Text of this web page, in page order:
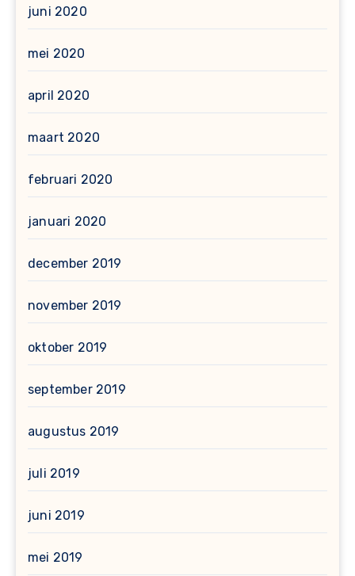
juni 2020
mei 2020
april 2020
maart 2020
februari 2020
januari 2020
december 2019
november 2019
oktober 2019
september 2019
augustus 2019
juli 2019
juni 2019
mei 2019